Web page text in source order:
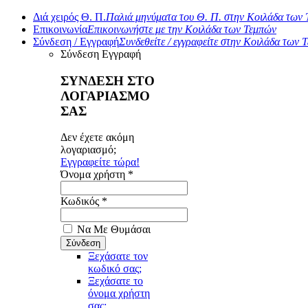
Διά χειρός Θ. Π.Παλιά μηνύματα του Θ. Π. στην Κοιλάδα των
ΕπικοινωνίαΕπικοινωνήστε με την Κοιλάδα των Τεμπών
Σύνδεση / ΕγγραφήΣυνδεθείτε / εγγραφείτε στην Κοιλάδα των
Σύνδεση Εγγραφή
ΣΥΝΔΕΣΗ ΣΤΟ
ΛΟΓΑΡΙΑΣΜΟ
ΣΑΣ
Δεν έχετε ακόμη
λογαριασμό;
Εγγραφείτε τώρα!
Όνομα χρήστη *
Κωδικός *
Να Με Θυμάσαι
Ξεχάσατε τον
κωδικό σας;
Ξεχάσατε το
όνομα χρήστη